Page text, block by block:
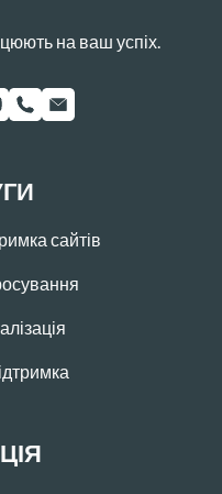
на ваш успіх.
сайтів